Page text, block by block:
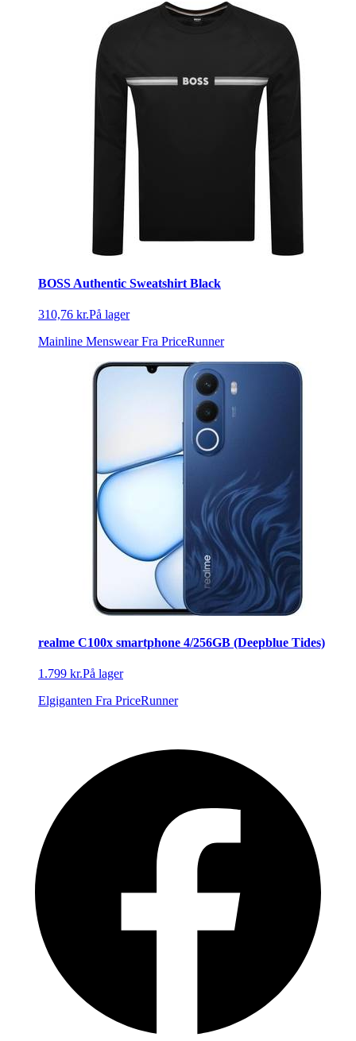
BOSS Authentic Sweatshirt Black
310,76 kr.På lager
Mainline Menswear Fra PriceRunner
realme C100x smartphone 4/256GB (Deepblue Tides)
1.799 kr.På lager
Elgiganten Fra PriceRunner